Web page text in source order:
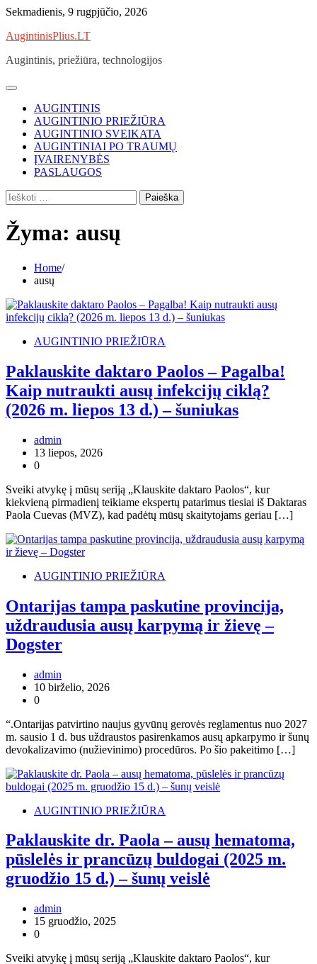
Skip
content
Sekmadienis, 9 rugpjūčio, 2026
AugintinisPlius.LT
Augintinis, priežiūra, technologijos
AUGINTINIS
AUGINTINIO PRIEŽIŪRA
AUGINTINIO SVEIKATA
AUGINTINIAI PO TRAUMŲ
ĮVAIRENYBĖS
PASLAUGOS
Ieškoti:
Žyma: ausų
Home
ausų
AUGINTINIO PRIEŽIŪRA
Paklauskite daktaro Paolos – Pagalba!
Kaip nutraukti ausų infekcijų ciklą?
(2026 m. liepos 13 d.) – šuniukas
admin
13 liepos, 2026
0
Sveiki atvykę į mūsų seriją „Klauskite daktaro Paolos“, kur
kiekvieną pirmadienį teikiame ekspertų patarimus tiesiai iš Daktaras
Paola Cuevas (MVZ), kad padėtų mūsų skaitytojams geriau […]
AUGINTINIO PRIEŽIŪRA
Ontarijas tampa paskutine provincija,
uždraudusia ausų karpymą ir žievę –
Dogster
admin
10 birželio, 2026
0
“.Ontarijas patvirtino naujus gyvūnų gerovės reglamentus nuo 2027
m. sausio 1 d. bus uždraustos pasirenkamos ausų apkarpymo ir šunų
devokalizavimo (nužievinimo) procedūros. Po šio pakeitimo […]
AUGINTINIO PRIEŽIŪRA
Paklauskite dr. Paola – ausų hematoma,
pūslelės ir prancūzų buldogai (2025 m.
gruodžio 15 d.) – šunų veislė
admin
15 gruodžio, 2025
0
Sveiki atvykę į mūsų seriją „Klauskite daktaro Paolos“, kur